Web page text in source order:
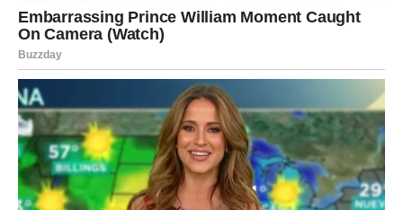
teksta.
Mnogi Lavovi već dugo priželjkuju finansijsku sigurnost.
Neki žele da reše kredite, drugi da renoviraju dom, dok
treći maštaju o putovanju koje odlažu godinama. Sudbina
sada otvara vrata i pokazuje da ništa nije nemoguće.
Posebno srećni dani za Lavove biće 20, 23. i 28. jun.